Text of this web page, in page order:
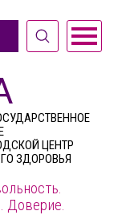
ЦЕНТР
ЗДОРОВЬЯ
Доверие.